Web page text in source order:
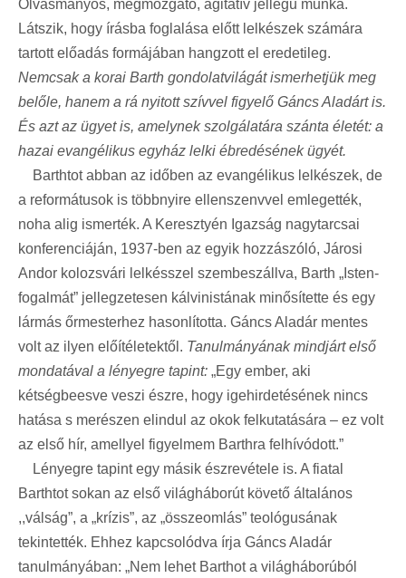
Olvasmányos, megmozgató, agitatív jellegű munka.
Látszik, hogy írásba foglalása előtt lelkészek számára
tartott előadás formájában hangzott el eredetileg.
Nemcsak a korai Barth gondolatvilágát ismerhetjük meg
belőle, hanem a rá nyitott szívvel figyelő Gáncs Aladárt is.
És azt az ügyet is, amelynek szolgálatára szánta életét: a
hazai evangélikus egyház lelki ébredésének ügyét.
Barthtot abban az időben az evangélikus lelkészek, de
a reformátusok is többnyire ellenszenvvel emlegették,
noha alig ismerték. A Keresztyén Igazság nagytarcsai
konferenciáján, 1937-ben az egyik hozzászóló, Járosi
Andor kolozsvári lelkésszel szembeszállva, Barth „Isten-
fogalmát” jellegzetesen kálvinistának minősítette és egy
lármás őrmesterhez hasonlította. Gáncs Aladár mentes
volt az ilyen előítéletektől. Tanulmányának mindjárt első
mondatával a lényegre tapint: „Egy ember, aki
kétségbeesve veszi észre, hogy igehirdetésének nincs
hatása s merészen elindul az okok felkutatására – ez volt
az első hír, amellyel figyelmem Barthra felhívódott.”
Lényegre tapint egy másik észrevétele is. A fiatal
Barthtot sokan az első világháborút követő általános
,,válság”, a „krízis”, az „összeomlás” teológusának
tekintették. Ehhez kapcsolódva írja Gáncs Aladár
tanulmányában: „Nem lehet Barthot a világháborúból